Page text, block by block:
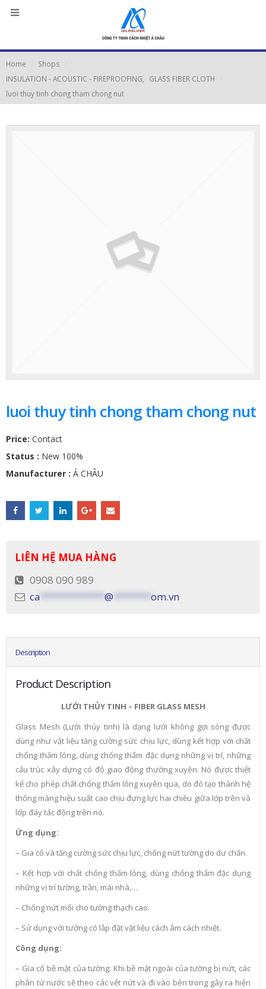
Home
Shops
INSULATION - ACOUSTIC - FIREPROOFING
GLASS FIBER CLOTH
luoi thuy tinh chong tham chong nut
luoi thuy tinh chong tham chong nut
Price: Contact
Status : New 100%
Manufacturer : Á CHÂU
LIÊN HỆ MUA HÀNG
0908 090 989
ca
@ om.vn
Description
Product Description
LƯỚI THỦY TINH – FIBER GLASS MESH
Glass Mesh (Lưới thủy tinh) là dạng lưới không gợi sóng được
dùng như vật liệu tăng cường sức chịu lực, dùng kết hợp với chất
chống thấm lỏng, dùng chống thấm đặc dụng những vị trí, những
cấu trúc xây dựng có độ giao động thường xuyên. Nó được thiết
kế cho phép chất chống thấm lỏng xuyên qua, do đó tạo thành hệ
thống màng hiệu suất cao chịu đựng lực hai chiều giữa lớp trên và
lớp đáy tác động trên nó.
Ứng dụng:
– Gia cố và tăng cường sức chịu lực, chống nứt tường do dư chấn.
– Kết hợp với chất chống thấm lỏng, dùng chống thấm đặc dụng
những vị trí tường, trần, mái nhà,…
– Chống nứt mối cho tường thạch cao.
– Sử dụng với tường có lắp đặt vật liệu cách âm cách nhiệt.
Công dụng:
– Gia cố bề mặt của tường: Khi bề mặt ngoài của tường bị nứt, các
phân tử nước sẽ theo các vết nứt và đi vào bên trong gây ra hiện